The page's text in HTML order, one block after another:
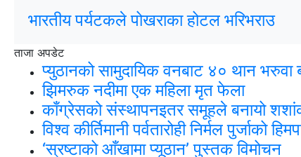
भारतीय पर्यटकले पोखराका होटल भरिभराउ
ताजा अपडेट
प्युठानको सामुदायिक वनबाट ४० थान भरुवा
झिमरुक नदीमा एक महिला मृत फेला
काँग्रेसको संस्थापनइतर समूहले बनायो
विश्व कीर्तिमानी पर्वतारोही निर्मल पुर्जाको
‘स्रष्टाको आँखामा प्यूठान’ पुस्तक विमोचन